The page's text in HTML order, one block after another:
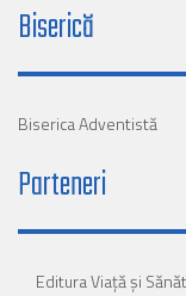
Biserică
Biserica Adventistă
Parteneri
Editura Viaţă şi